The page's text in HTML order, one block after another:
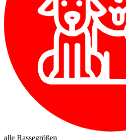
alle Rassegrößen